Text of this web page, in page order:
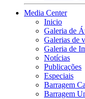
Media Center
Inicio
Galeria de
Galerias de
Galeria de
Notícias
Publicações
Especiais
Barragem
Barragem